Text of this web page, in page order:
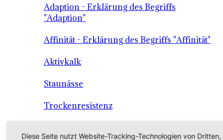
Adaption - Erklärung des Begriffs
"Adaption"
Affinität - Erklärung des Begriffs "Affinität"
Aktivkalk
Staunässe
Trockenresistenz
Diese Seite nutzt Website-Tracking-Technologien von Dritten,